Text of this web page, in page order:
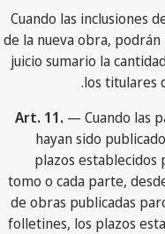
Cuando las inclusiones
de la nueva obra,
juicio sumario la
los titulares
Art. 11. — Cuando las
hayan sido
plazos
tomo o cada parte,
de obras publicadas
folletines, los plazos